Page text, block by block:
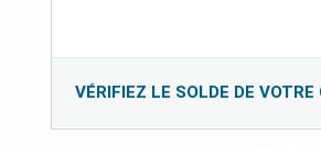
VÉRIFIEZ LE SOLDE DE